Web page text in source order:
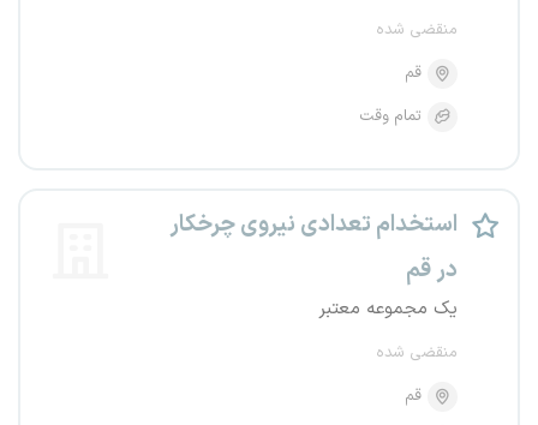
منقضی شده
قم
تمام وقت
استخدام تعدادی نیروی چرخکار
در قم
یک مجموعه معتبر
منقضی شده
قم